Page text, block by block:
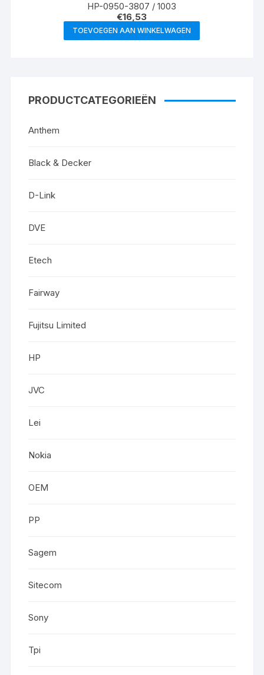
HP-0950-3807 / 1003
€16,53
TOEVOEGEN AAN WINKELWAGEN
PRODUCTCATEGORIEËN
Anthem
Black & Decker
D-Link
DVE
Etech
Fairway
Fujitsu Limited
HP
JVC
Lei
Nokia
OEM
PP
Sagem
Sitecom
Sony
Tpi